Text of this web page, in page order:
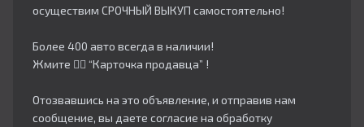
осуществим СРОЧНЫЙ ВЫКУП самостоятельно!
Более 400 авто всегда в наличии!
Жмите 👇🏻 “Карточка продавца” !
Отозвавшись на это объявление, и отправив нам
сообщение, вы даете согласие на обработку